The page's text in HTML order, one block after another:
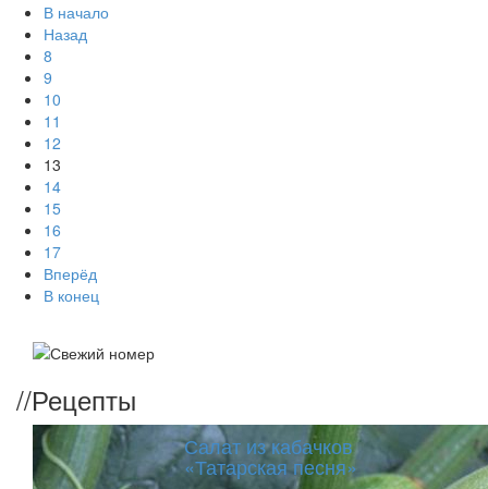
В начало
Назад
8
9
10
11
12
13
14
15
16
17
Вперёд
В конец
//Рецепты
Салат из кабачков
«Татарская песня»